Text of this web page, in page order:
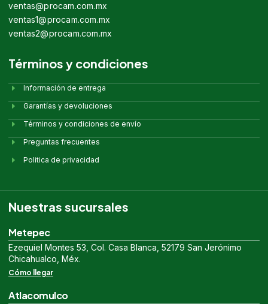
ventas@procam.com.mx
ventas1@procam.com.mx
ventas2@procam.com.mx
Términos y condiciones
Información de entrega
Garantías y devoluciones
Términos y condiciones de envío
Preguntas frecuentes
Politica de privacidad
Nuestras sucursales
Metepec
Ezequiel Montes 53, Col. Casa Blanca, 52179 San Jerónimo
Chicahualco, Méx.
Cómo llegar
Atlacomulco